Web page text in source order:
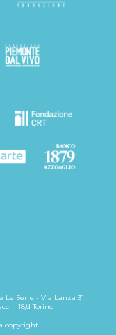
Le Serre - Via Lanza 31
18/d Torino
copyright